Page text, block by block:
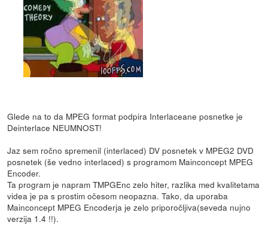
Glede na to da MPEG format podpira Interlaceane posnetke je
Deinterlace NEUMNOST!
Jaz sem ročno spremenil (interlaced) DV posnetek v MPEG2 DVD
posnetek (še vedno interlaced) s programom Mainconcept MPEG
Encoder.
Ta program je napram TMPGEnc zelo hiter, razlika med kvalitetama
videa je pa s prostim očesom neopazna. Tako, da uporaba
Mainconcept MPEG Encoderja je zelo priporočljiva(seveda nujno
verzija 1.4 !!).